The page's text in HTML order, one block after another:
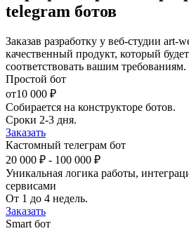
telegram ботов
Заказав разработку у веб-студии art-
качественный продукт, который
соответствовать вашим требованиям.
Простой бот
от10 000 ₽
Собирается на конструкторе ботов.
Сроки 2-3 дня.
Заказать
Кастомный телеграм бот
20 000 ₽ - 100 000 ₽
Уникальная логика работы,
сервисами
От 1 до 4 недель.
Заказать
Smart бот